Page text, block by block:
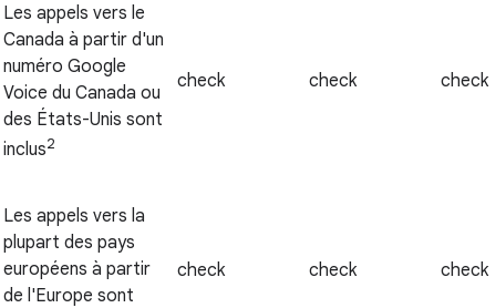
Les appels vers le
Canada à partir d'un
numéro Google
Voice du Canada ou
des États-Unis sont
inclus2
check check check
Les appels vers la
plupart des pays
européens à partir
de l'Europe sont
check check check